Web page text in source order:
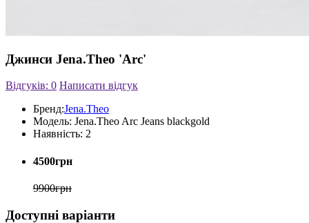
Джинси Jena.Theo 'Arc'
Відгуків: 0 Написати відгук
Бренд:Jena.Theo
Модель: Jena.Theo Arc Jeans blackgold
Наявність: 2
4500грн
9900грн
Доступні варіанти